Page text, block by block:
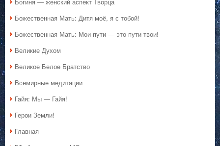
Божественная Мать: Дитя моё, я с тобой!
Божественная Мать: Мои пути — это пути твои!
Великие Духом
Великое Белое Братство
Всемирные медитации
Гайя: Мы — Гайя!
Герои Земли!
Главная